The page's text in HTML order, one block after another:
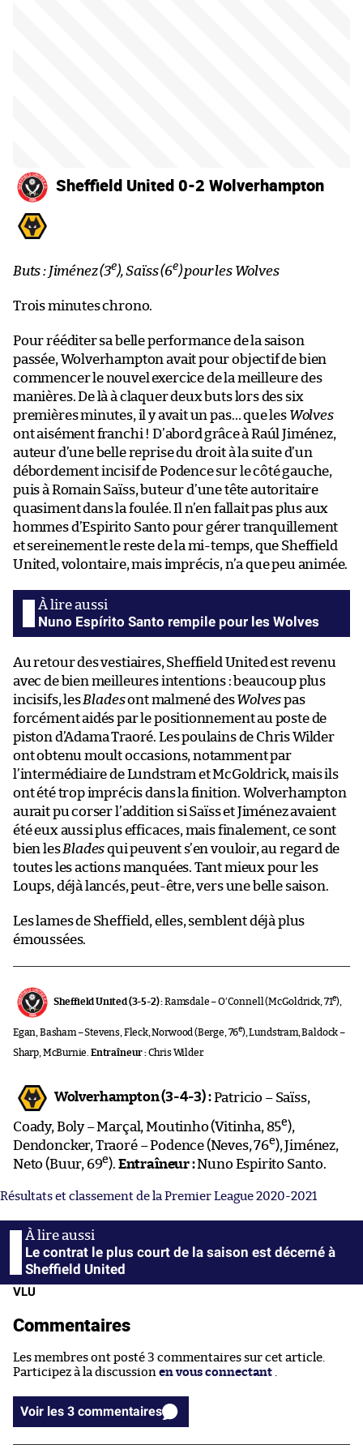
Sheffield United 0-2 Wolverhampton
Buts : Jiménez (3e), Saïss (6e) pour les Wolves
Trois minutes chrono.
Pour rééditer sa belle performance de la saison
passée, Wolverhampton avait pour objectif de bien
commencer le nouvel exercice de la meilleure des
manières. De là à claquer deux buts lors des six
premières minutes, il y avait un pas… que les Wolves
ont aisément franchi ! D’abord grâce à Raúl Jiménez,
auteur d’une belle reprise du droit à la suite d’un
débordement incisif de Podence sur le côté gauche,
puis à Romain Saïss, buteur d’une tête autoritaire
quasiment dans la foulée. Il n’en fallait pas plus aux
hommes d’Espirito Santo pour gérer tranquillement
et sereinement le reste de la mi-temps, que Sheffield
United, volontaire, mais imprécis, n’a que peu animée.
Nuno Espírito Santo rempile pour les Wolves
Au retour des vestiaires, Sheffield United est revenu
avec de bien meilleures intentions : beaucoup plus
incisifs, lesBladesont malmené desWolvespas
forcément aidés par le positionnement au poste de
piston d’Adama Traoré. Les poulains de Chris Wilder
ont obtenu moult occasions, notamment par
l’intermédiaire de Lundstram et McGoldrick, mais ils
ont été trop imprécis dans la finition. Wolverhampton
aurait pu corser l’addition si Saïss et Jiménez avaient
été eux aussi plus efficaces, mais finalement, ce sont
bien lesBladesqui peuvent s’en vouloir, au regard de
toutes les actions manquées. Tant mieux pour les
Loups, déjà lancés, peut-être, vers une belle saison.
Les lames de Sheffield, elles, semblent déjà plus
émoussées.
Sheffield United (3-5-2) :Ramsdale – O’Connell (McGoldrick, 71e),
Egan, Basham – Stevens, Fleck, Norwood (Berge, 76e), Lundstram, Baldock –
Sharp, McBurnie. Entraîneur :Chris Wilder.
Wolverhampton (3-4-3) :Patricio – Saïss,
Coady, Boly – Marçal, Moutinho (Vitinha, 85e),
Dendoncker, Traoré – Podence (Neves, 76e), Jiménez,
Neto (Buur, 69e). Entraîneur :Nuno Espirito Santo.
Résultats et classement de la Premier League 2020-2021
Le contrat le plus court de la saison est décerné à
Sheffield United
VLU
Commentaires
Les membres ont posté 3 commentaires sur cet article.
Participez à la discussion en vous connectant
Voir les 3 commentaires